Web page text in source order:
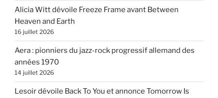
Alicia Witt dévoile Freeze Frame avant Between
Heaven and Earth
16 juillet 2026
Aera : pionniers du jazz-rock progressif allemand des
années 1970
14 juillet 2026
Lesoir dévoile Back To You et annonce Tomorrow Is